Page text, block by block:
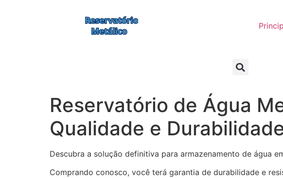
Reservatório de Água
Qualidade e
Descubra a solução definitiva para armazenamento de água
Comprando conosco, você terá garantia de durabilidade e